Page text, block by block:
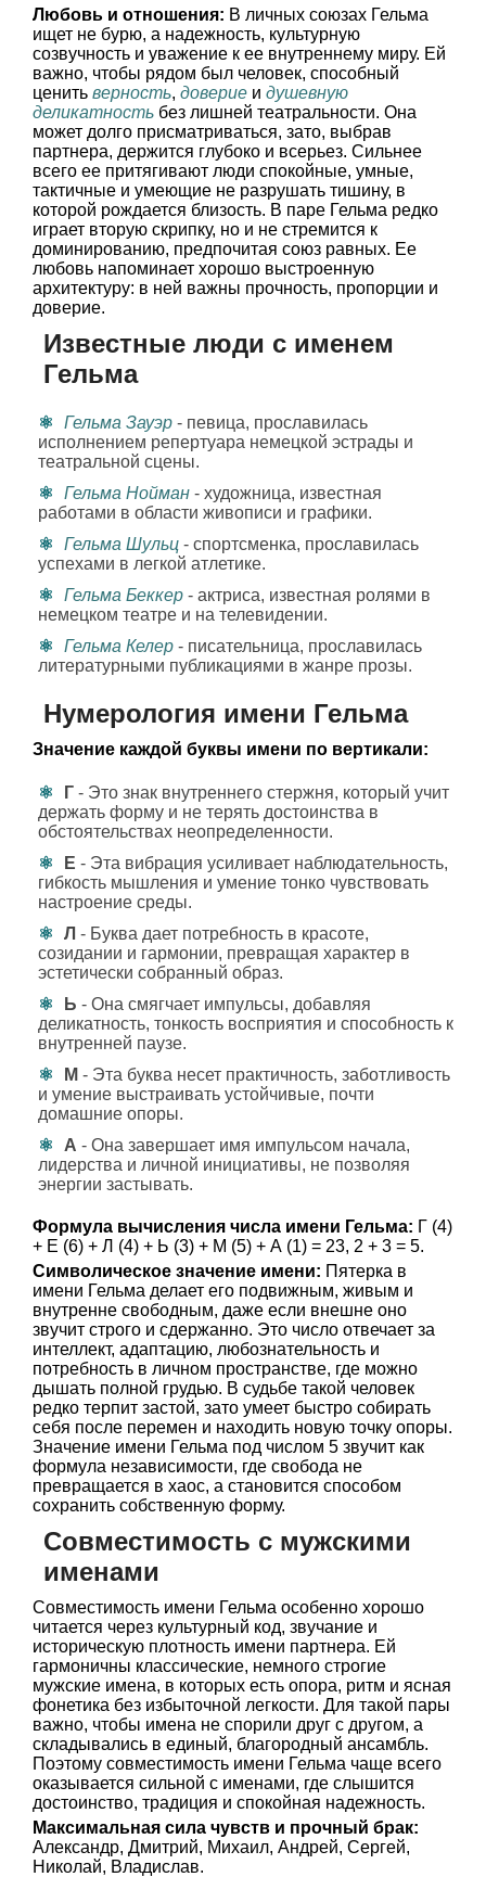
Любовь и отношения: В личных союзах Гельма
ищет не бурю, а надежность, культурную
созвучность и уважение к ее внутреннему миру. Ей
важно, чтобы рядом был человек, способный
ценить верность, доверие и душевную
деликатность без лишней театральности. Она
может долго присматриваться, зато, выбрав
партнера, держится глубоко и всерьез. Сильнее
всего ее притягивают люди спокойные, умные,
тактичные и умеющие не разрушать тишину, в
которой рождается близость. В паре Гельма редко
играет вторую скрипку, но и не стремится к
доминированию, предпочитая союз равных. Ее
любовь напоминает хорошо выстроенную
архитектуру: в ней важны прочность, пропорции и
доверие.
Известные люди с именем
Гельма
Гельма Зауэр - певица, прославилась
исполнением репертуара немецкой эстрады и
театральной сцены.
Гельма Нойман - художница, известная
работами в области живописи и графики.
Гельма Шульц - спортсменка, прославилась
успехами в легкой атлетике.
Гельма Беккер - актриса, известная ролями в
немецком театре и на телевидении.
Гельма Келер - писательница, прославилась
литературными публикациями в жанре прозы.
Нумерология имени Гельма
Значение каждой буквы имени по вертикали:
Г - Это знак внутреннего стержня, который учит
держать форму и не терять достоинства в
обстоятельствах неопределенности.
Е - Эта вибрация усиливает наблюдательность,
гибкость мышления и умение тонко чувствовать
настроение среды.
Л - Буква дает потребность в красоте,
созидании и гармонии, превращая характер в
эстетически собранный образ.
Ь - Она смягчает импульсы, добавляя
деликатность, тонкость восприятия и способность к
внутренней паузе.
М - Эта буква несет практичность, заботливость
и умение выстраивать устойчивые, почти
домашние опоры.
А - Она завершает имя импульсом начала,
лидерства и личной инициативы, не позволяя
энергии застывать.
Формула вычисления числа имени Гельма: Г (4)
+ Е (6) + Л (4) + Ь (3) + М (5) + А (1) = 23, 2 + 3 = 5.
Символическое значение имени: Пятерка в
имени Гельма делает его подвижным, живым и
внутренне свободным, даже если внешне оно
звучит строго и сдержанно. Это число отвечает за
интеллект, адаптацию, любознательность и
потребность в личном пространстве, где можно
дышать полной грудью. В судьбе такой человек
редко терпит застой, зато умеет быстро собирать
себя после перемен и находить новую точку опоры.
Значение имени Гельма под числом 5 звучит как
формула независимости, где свобода не
превращается в хаос, а становится способом
сохранить собственную форму.
Совместимость с мужскими
именами
Совместимость имени Гельма особенно хорошо
читается через культурный код, звучание и
историческую плотность имени партнера. Ей
гармоничны классические, немного строгие
мужские имена, в которых есть опора, ритм и ясная
фонетика без избыточной легкости. Для такой пары
важно, чтобы имена не спорили друг с другом, а
складывались в единый, благородный ансамбль.
Поэтому совместимость имени Гельма чаще всего
оказывается сильной с именами, где слышится
достоинство, традиция и спокойная надежность.
Максимальная сила чувств и прочный брак:
Александр, Дмитрий, Михаил, Андрей, Сергей,
Николай, Владислав.